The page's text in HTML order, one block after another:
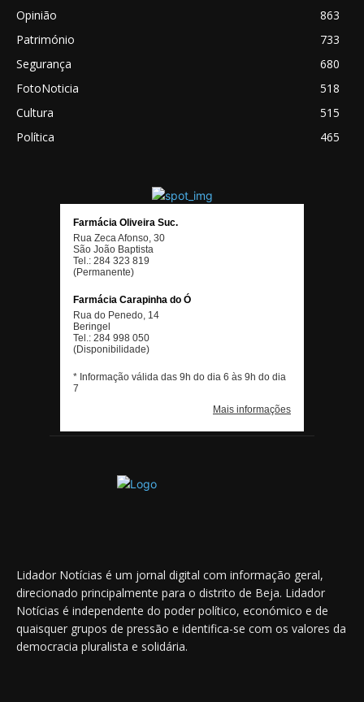
Opinião
863
Património
733
Segurança
680
FotoNoticia
518
Cultura
515
Política
465
Lidador Notícias é um jornal digital com informação geral,
direcionado principalmente para o distrito de Beja. Lidador
Notícias é independente do poder político, económico e de
quaisquer grupos de pressão e identifica-se com os valores da
democracia pluralista e solidária.